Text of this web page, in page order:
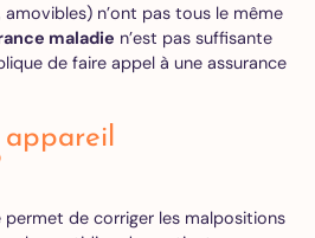
amovibles) n’ont pas tous le même
maladie n’est pas suffisante
de faire appel à une assurance
appareil
de corriger les malpositions